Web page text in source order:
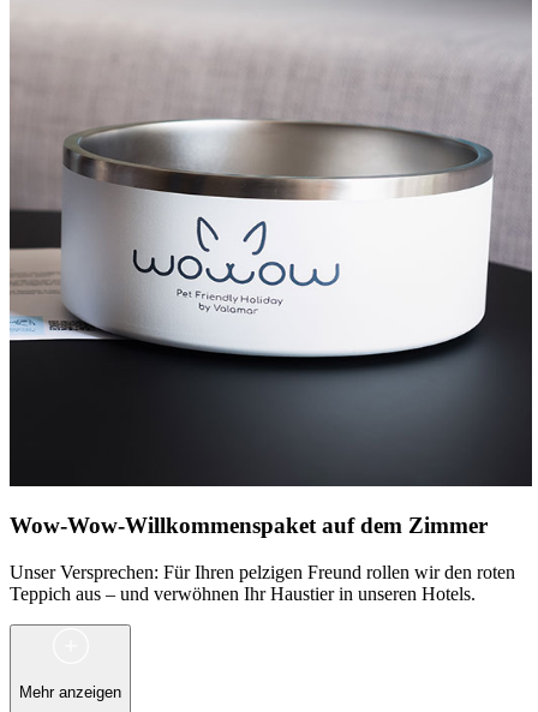
Wow-Wow-Willkommenspaket auf dem Zimmer
Unser Versprechen: Für Ihren pelzigen Freund rollen wir den roten
Teppich aus – und verwöhnen Ihr Haustier in unseren Hotels.
Mehr anzeigen